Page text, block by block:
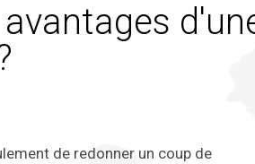
de redonner un coup de